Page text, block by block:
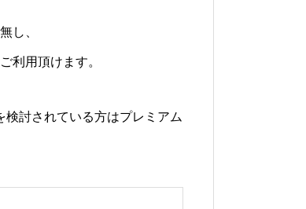
し、
利用頂けます。
検討されている方はプレミアム